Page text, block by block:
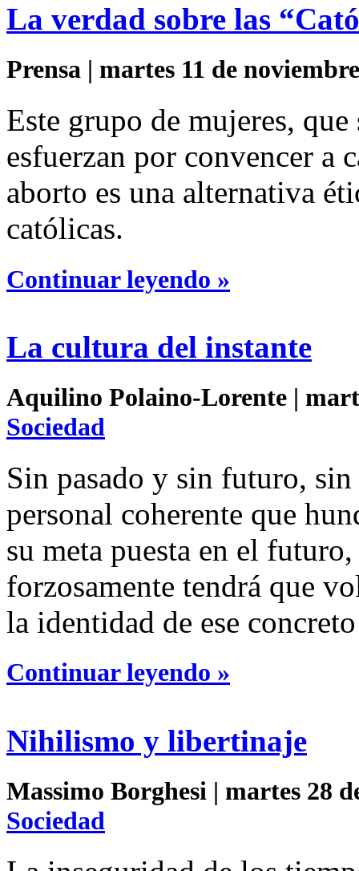
La verdad sobre las
Prensa | martes 11 de
Este grupo de mujeres,
esfuerzan por convencer a
aborto es una alternativa
católicas.
Continuar leyendo »
La cultura del instante
Aquilino Polaino-Lorente |
Sociedad
Sin pasado y sin futuro,
personal coherente que
su meta puesta en el
forzosamente tendrá que
la identidad de ese
Continuar leyendo »
Nihilismo y libertinaje
Massimo Borghesi | martes 28
Sociedad